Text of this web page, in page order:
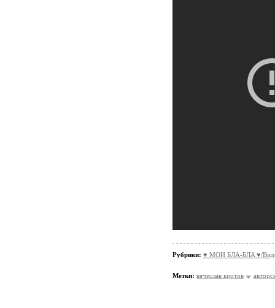
Рубрики: ♥ МОИ БЛA-БЛA ♥/
Метки: вячеслав кротов